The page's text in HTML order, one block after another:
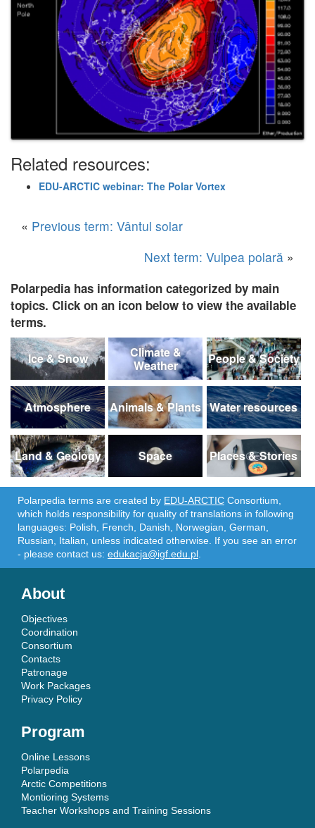
Related resources:
EDU-ARCTIC webinar: The Polar Vortex
« Previous term: Vântul solar
Next term: Vulpea polară »
Polarpedia has information categorized by main
topics. Click on an icon below to view the available
terms.
Ice & Snow
Climate &
Weather
People & Society
Atmosphere Animals & Plants Water resources
Land & Geology Space Places & Stories
Polarpedia terms are created by EDU-ARCTIC Consortium,
which holds responsibility for quality of translations in following
languages: Polish, French, Danish, Norwegian, German,
Russian, Italian, unless indicated otherwise. If you see an error
- please contact us: edukacja@igf.edu.pl
About
Objectives
Coordination
Consortium
Contacts
Patronage
Work Packages
Privacy Policy
Program
Online Lessons
Polarpedia
Arctic Competitions
Montioring Systems
Teacher Workshops and Training Sessions